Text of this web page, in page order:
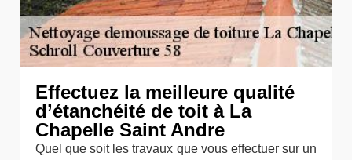
Effectuez la meilleure qualité
d’étanchéité de toit à La
Chapelle Saint Andre
Quel que soit les travaux que vous effectuer sur un